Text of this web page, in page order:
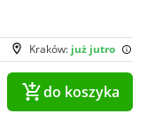
Kraków: już jutro
do koszyka